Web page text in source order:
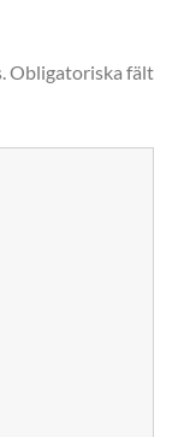
Obligatoriska fält